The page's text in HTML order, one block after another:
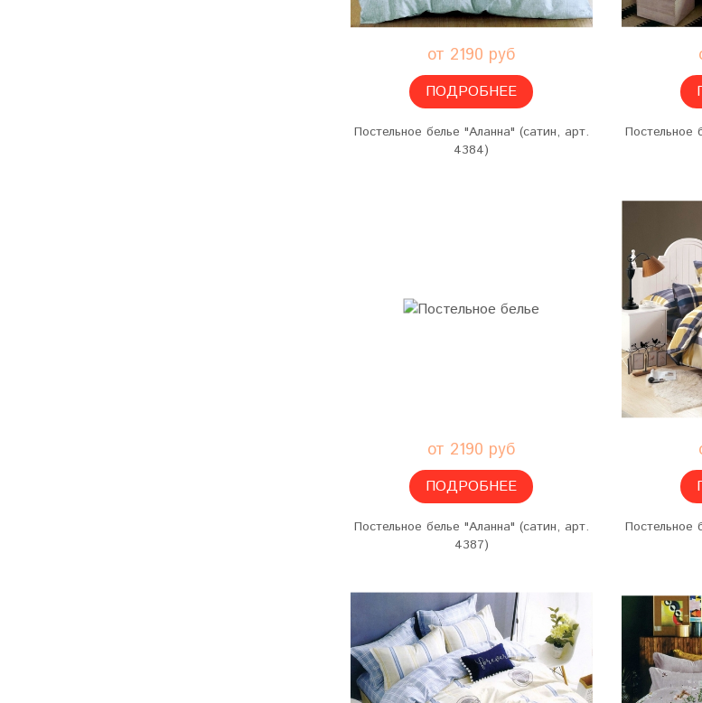
от 2190 руб
ПОДРОБНЕЕ
Постельное белье "Аланна" (сатин, арт.
4384)
Постельное
от 2190 руб
ПОДРОБНЕЕ
Постельное белье "Аланна" (сатин, арт.
4387)
Постельное